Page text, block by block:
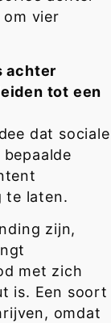
om vier
achter
tot een
dat sociale
te laten.
zijn,
met zich
is. Een soort
omdat